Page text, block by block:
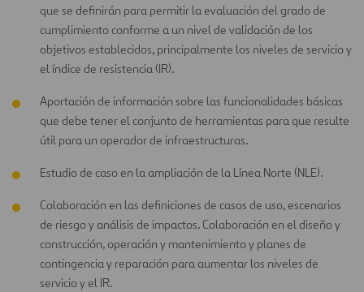
que se definirán para permitir la evaluación del grado de
cumplimiento conforme a un nivel de validación de los
objetivos establecidos, principalmente los niveles de servicio y
el índice de resistencia (IR).
Aportación de información sobre las funcionalidades básicas
que debe tener el conjunto de herramientas para que resulte
útil para un operador de infraestructuras.
Estudio de caso en la ampliación de la Línea Norte (NLE).
Colaboración en las definiciones de casos de uso, escenarios
de riesgo y análisis de impactos. Colaboración en el diseño y
construcción, operación y mantenimiento y planes de
contingencia y reparación para aumentar los niveles de
servicio y el IR.